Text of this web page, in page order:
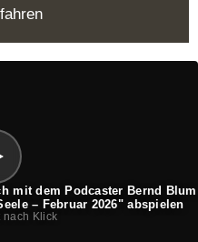
mit dem Podcaster Bernd Blum
– Februar 2026" abspielen
nach Klick